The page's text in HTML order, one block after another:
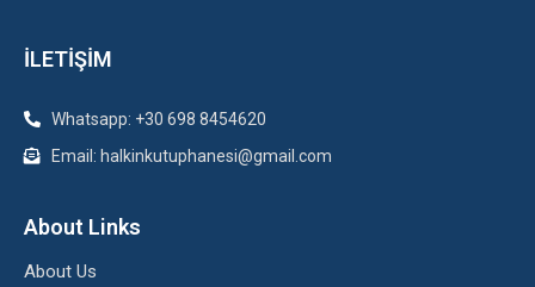
İLETİŞİM
Whatsapp: +30 698 8454620
Email: halkinkutuphanesi@gmail.com
About Links
About Us